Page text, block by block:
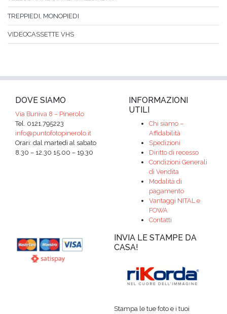
TREPPIEDI, MONOPIEDI
VIDEOCASSETTE VHS
DOVE SIAMO
Via Buniva 8 – Pinerolo
Tel. 0121.795223
info@puntofotopinerolo.it
Orari: dal martedì al sabato
8.30 – 12.30 15.00 – 19.30
INFORMAZIONI
UTILI
Chi siamo –
Affidabilità
Spedizioni
Diritto di recesso
Condizioni Generali
di Vendita
Modalità di
pagamento
Vantaggi NITAL e
FOWA
Contatti
INVIA LE STAMPE DA
CASA!
Stampa le tue foto e i tuoi